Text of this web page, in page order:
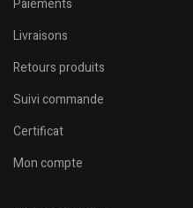
Paiements
Livraisons
Retours produits
Suivi commande
Certificat
Mon compte